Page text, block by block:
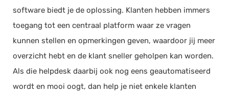
software biedt je de oplossing. Klanten hebben immers
toegang tot een centraal platform waar ze vragen
kunnen stellen en opmerkingen geven, waardoor jij meer
overzicht hebt en de klant sneller geholpen kan worden.
Als die helpdesk daarbij ook nog eens geautomatiseerd
wordt en mooi oogt, dan help je niet enkele klanten